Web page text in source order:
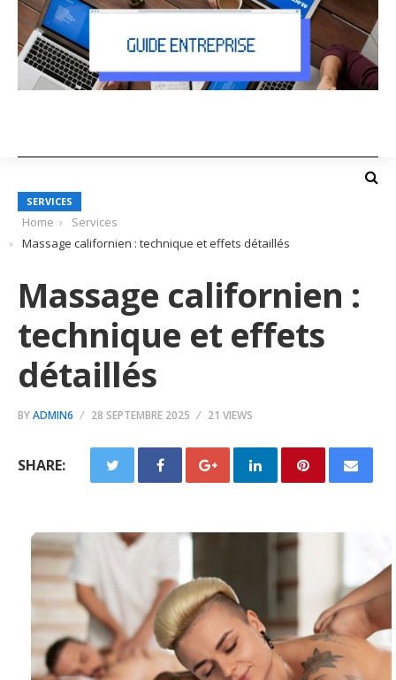
SERVICES
Home
Services
Massage californien : technique et effets détaillés
Massage californien :
technique et effets
détaillés
BYADMIN6 28 SEPTEMBRE 2025 21 VIEWS
SHARE: